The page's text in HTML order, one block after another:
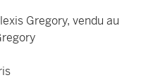
Gregory, vendu au